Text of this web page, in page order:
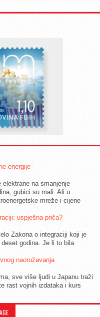
energije
elektrane na smanjenje
gubici su mali. Ali u
mreže i cijene
uspješna priča?
Zakona o integraciji koji je
godina. Je li to bila
naoružavanja
sve više ljudi u Japanu traži
rast vojnih izdataka i kurs